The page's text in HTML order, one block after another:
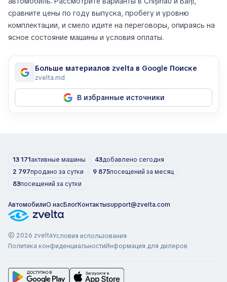
сравните цены по году выпуска, пробегу и уровню
комплектации, и смело идите на переговоры, опираясь на
ясное состояние машины и условия оплаты.
Больше материалов zvelta в Google Поиске
zvelta.md
В избранные источники
13 171активные машины 43добавлено сегодня
2 797продано за сутки 9 875посещений за месяц
83посещений за сутки
АвтомобилиО насБлогКонтактыsupport@zvelta.com
© 2026 zveltaУсловия использования
Политика конфиденциальностиИнформация для дилеров